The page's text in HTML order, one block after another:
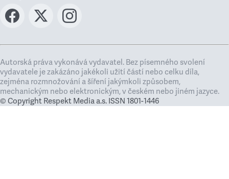
Autorská práva vykonává vydavatel. Bez písemného svolení
vydavatele je zakázáno jakékoli užití částí nebo celku díla,
zejména rozmnožování a šíření jakýmkoli způsobem,
mechanickým nebo elektronickým, v českém nebo jiném jazyce.
© Copyright Respekt Media a.s. ISSN 1801-1446